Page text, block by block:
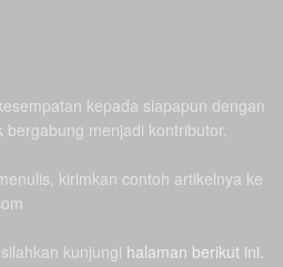
kepada siapapun dengan
menjadi kontributor.
kirimkan contoh artikelnya ke
kunjungi halaman berikut ini.